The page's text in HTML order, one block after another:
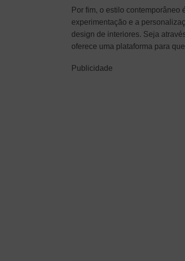
Por fim, o estilo
experimentação e a
design de interiores. Seja
oferece uma plataforma para
Publicidade